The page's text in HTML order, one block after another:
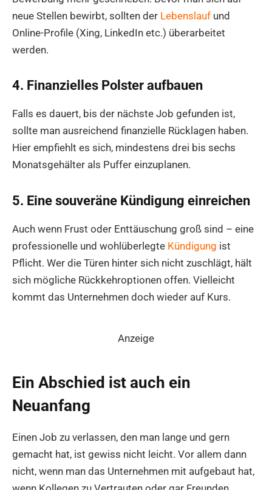
neue Stellen bewirbt, sollten der Lebenslauf und
Online-Profile (Xing, LinkedIn etc.) überarbeitet
werden.
4. Finanzielles Polster aufbauen
Falls es dauert, bis der nächste Job gefunden ist,
sollte man ausreichend finanzielle Rücklagen haben.
Hier empfiehlt es sich, mindestens drei bis sechs
Monatsgehälter als Puffer einzuplanen.
5. Eine souveräne Kündigung einreichen
Auch wenn Frust oder Enttäuschung groß sind – eine
professionelle und wohlüberlegte Kündigung ist
Pflicht. Wer die Türen hinter sich nicht zuschlägt, hält
sich mögliche Rückkehroptionen offen. Vielleicht
kommt das Unternehmen doch wieder auf Kurs.
Anzeige
Ein Abschied ist auch ein
Neuanfang
Einen Job zu verlassen, den man lange und gern
gemacht hat, ist gewiss nicht leicht. Vor allem dann
nicht, wenn man das Unternehmen mit aufgebaut hat,